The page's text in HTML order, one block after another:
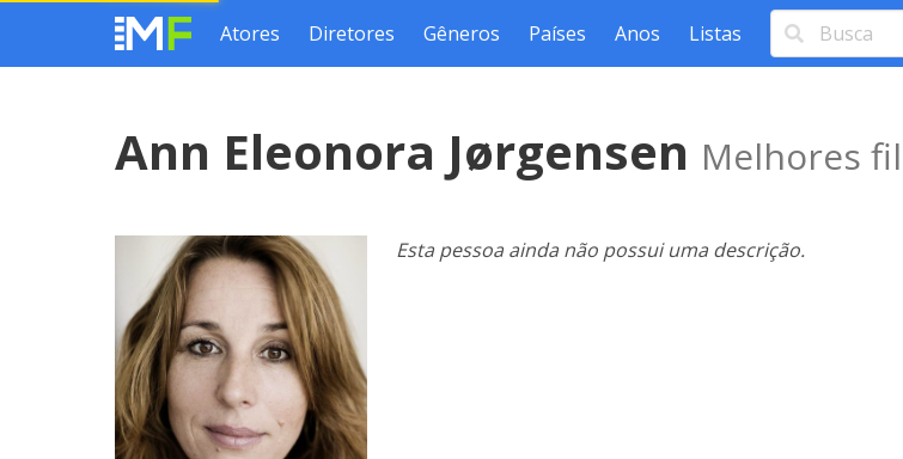
Atores Diretores Gêneros Países Anos Listas
Ann Eleonora Jørgensen Melhores
Esta pessoa ainda não possui uma descrição.